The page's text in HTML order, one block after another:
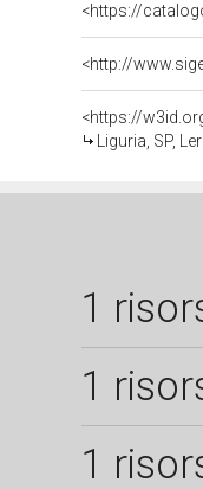
<https://
<https://
Liguria, SP,
1
1
1